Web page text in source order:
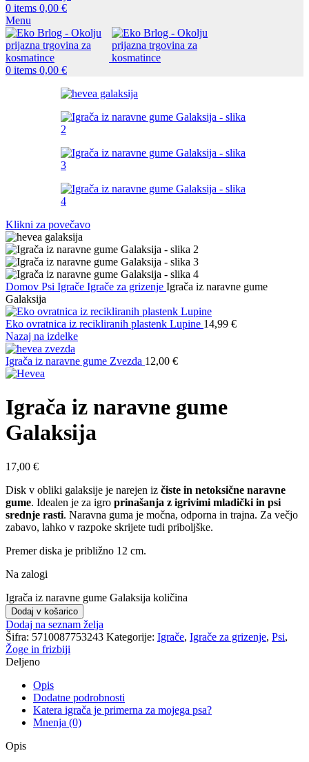
0 items 0,00 €
Menu
0 items 0,00 €
Klikni za povečavo
Domov Psi Igrače Igrače za grizenje Igrača iz naravne gume
Galaksija
Eko ovratnica iz recikliranih plastenk Lupine 14,99 €
Nazaj na izdelke
Igrača iz naravne gume Zvezda 12,00 €
Igrača iz naravne gume
Galaksija
17,00 €
Disk v obliki galaksije je narejen iz čiste in netoksične naravne
gume. Idealen je za igro prinašanja z igrivimi mladički in psi
srednje rasti. Naravna guma je močna, odporna in trajna. Za večjo
zabavo, lahko v razpoke skrijete tudi priboljške.
Premer diska je približno 12 cm.
Na zalogi
Igrača iz naravne gume Galaksija količina
Dodaj v košarico
Dodaj na seznam želja
Šifra: 5710087753243 Kategorije: Igrače, Igrače za grizenje, Psi,
Žoge in frizbiji
Deljeno
Opis
Dodatne podrobnosti
Katera igrača je primerna za mojega psa?
Mnenja (0)
Opis